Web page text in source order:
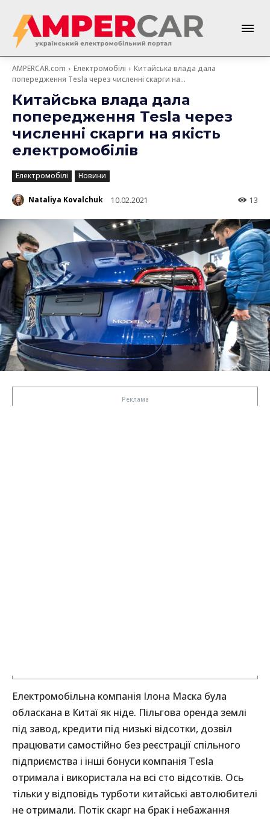
AMPERCAR.com Електромобілі
Китайська влада дала
попередження Tesla через численні скарги на...
Китайська влада дала
попередження Tesla через
численні скарги на якість
електромобілів
Електромобілі Новини
Nataliya Kovalchuk 10.02.2021 13
Електромобільна компанія Ілона Маска була
обласкана в Китаї як ніде. Пільгова оренда землі
під завод, кредити під низькі відсотки, дозвіл
працювати самостійно без реєстрації спільного
підприємства і інші бонуси компанія Tesla
отримала і використала на всі сто відсотків. Ось
тільки у відповідь турботи китайські автолюбителі
не отримали. Потік скарг на брак і небажання